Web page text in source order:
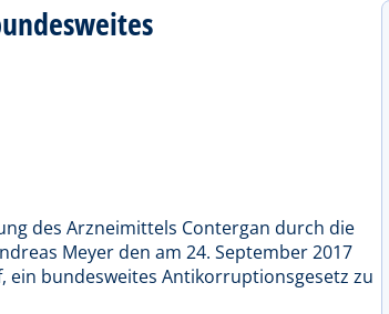
des Arzneimittels Contergan durch die
Meyer den am 24. September 2017
ein bundesweites Antikorruptionsgesetz zu